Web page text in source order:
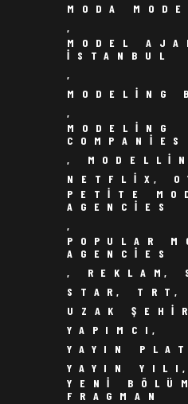
MODA
,
MODEL
ISTANBUL
,
MODELING
,
MODELING
COMPANIES
,
NETFLIX,
PETITE
AGENCIES
,
POPULAR
AGENCIES
, REKLAM,
STAR, TRT,
UZAK
YAPIMCI,
YAYIN
YAYIN YILI,
YENI
FRAGMAN